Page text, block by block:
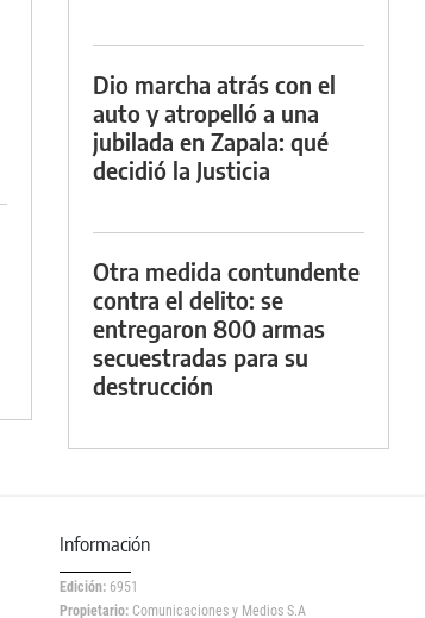
Dio marcha atrás con el
auto y atropelló a una
jubilada en Zapala: qué
decidió la Justicia
Otra medida contundente
contra el delito: se
entregaron 800 armas
secuestradas para su
destrucción
Información
Edición:6951
Propietario:Comunicaciones y Medios S.A